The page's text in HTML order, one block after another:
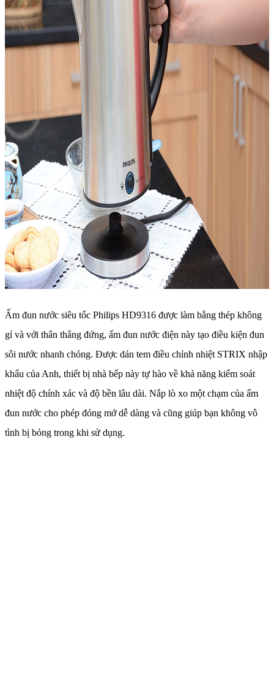
Ấm đun nước siêu tốc Philips HD9316 được làm bằng thép không
gỉ và với thân thẳng đứng, ấm đun nước điện này tạo điều kiện đun
sôi nước nhanh chóng. Được dán tem điều chỉnh nhiệt STRIX nhập
khẩu của Anh, thiết bị nhà bếp này tự hào về khả năng kiểm soát
nhiệt độ chính xác và độ bền lâu dài. Nắp lò xo một chạm của ấm
đun nước cho phép đóng mở dễ dàng và cũng giúp bạn không vô
tình bị bỏng trong khi sử dụng.